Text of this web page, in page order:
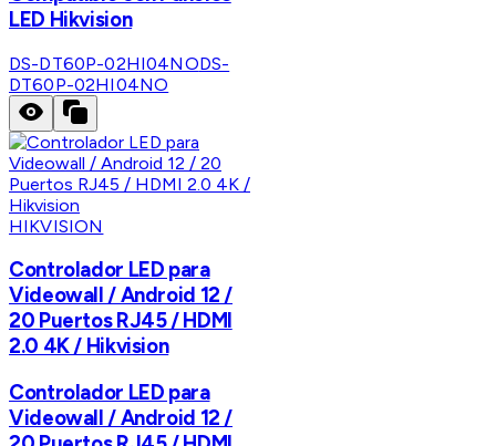
LED Hikvision
DS-DT60P-02HI04NODS-
DT60P-02HI04NO
HIKVISION
Controlador LED para
Videowall / Android 12 /
20 Puertos RJ45 / HDMI
2.0 4K / Hikvision
Controlador LED para
Videowall / Android 12 /